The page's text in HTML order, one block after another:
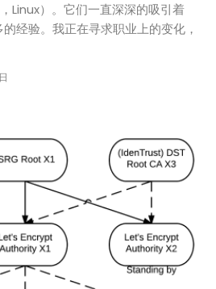
Linux）。它们一直深深的吸引着
经验。我正在寻求职业上的变化，